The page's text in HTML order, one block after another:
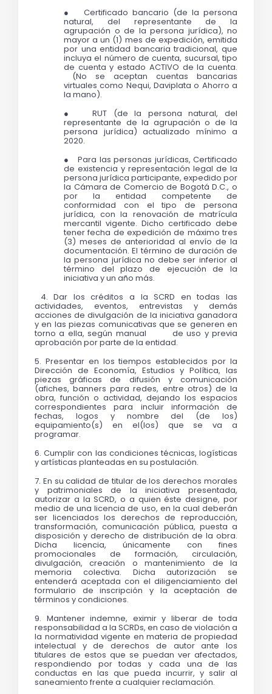
●   Certificado bancario (de la persona
natural, del representante de la
agrupación o de la persona jurídica), no
mayor a un (1) mes de expedición, emitida
por una entidad bancaria tradicional, que
incluya el número de cuenta, sucursal, tipo
de cuenta y estado ACTIVO de la cuenta.
(No se aceptan cuentas bancarias
virtuales como Nequi, Daviplata o Ahorro a
la mano).
●   RUT (de la persona natural, del
representante de la agrupación o de la
persona jurídica) actualizado mínimo a
2020.
●   Para las personas jurídicas, Certificado
de existencia y representación legal de la
persona jurídica participante, expedido por
la Cámara de Comercio de Bogotá D.C., o
por la entidad competente de
conformidad con el tipo de persona
jurídica, con la renovación de matrícula
mercantil vigente. Dicho certificado debe
tener fecha de expedición de máximo tres
(3) meses de anterioridad al envío de la
documentación. El término de duración de
la persona jurídica no debe ser inferior al
término del plazo de ejecución de la
iniciativa y un año más.
4. Dar los créditos a la SCRD en todas las
actividades, eventos, entrevistas y demás
acciones de divulgación de la iniciativa ganadora
y en las piezas comunicativas que se generen en
torno a ella, según manual        de uso y previa
aprobación por parte de la entidad.
5. Presentar en los tiempos establecidos por la
Dirección de Economía, Estudios y Política, las
piezas gráficas de difusión y comunicación
(afiches, banners para redes, entre otros) de la
obra, función o actividad, dejando los espacios
correspondientes para incluir información de
fechas, logos y nombre del (de los)
equipamiento(s) en el(los) que se va a
programar.
6. Cumplir con las condiciones técnicas, logísticas
y artísticas planteadas en su postulación.
7. En su calidad de titular de los derechos morales
y patrimoniales de la iniciativa presentada,
autorizar a la SCRD, o a quien éste designe, por
medio de una licencia de uso, en la cual deberán
ser licenciados los derechos de reproducción,
transformación, comunicación pública, puesta a
disposición y derecho de distribución de la obra.
Dicha licencia, únicamente con fines
promocionales de formación, circulación,
divulgación, creación o mantenimiento de la
memoria colectiva. Dicha autorización se
entenderá aceptada con el diligenciamiento del
formulario de inscripción y la aceptación de
términos y condiciones.
9. Mantener indemne, eximir y liberar de toda
responsabilidad a la SCRDs, en caso de violación a
la normatividad vigente en materia de propiedad
intelectual y de derechos de autor ante los
titulares de estos que se puedan ver afectados,
respondiendo por todas y cada una de las
conductas en las que pueda incurrir, y salir al
saneamiento frente a cualquier reclamación.